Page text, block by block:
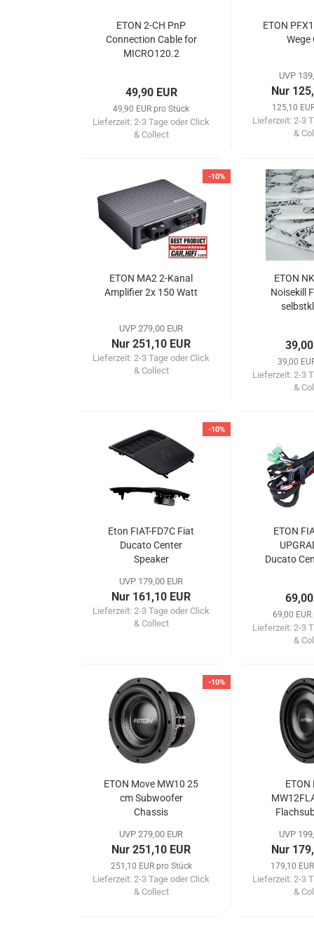
ETON 2-CH PnP
Connection Cable for
MICRO120.2
49,90 EUR
49,90 EUR pro Stück
Lieferzeit: 2-3 Tage oder Click
& Collect
ETON
Wege
UVP
Nur
125,10
Lieferzeit: 2-3
&
-10%
ETON MA2 2-Kanal
Amplifier 2x 150 Watt
UVP 279,00 EUR
Nur 251,10 EUR
Lieferzeit: 2-3 Tage oder Click
& Collect
ETON
Noisekill
39,00
Lieferzeit: 2-3
&
-10%
Eton FIAT-FD7C Fiat
Ducato Center
Speaker
UVP 179,00 EUR
Nur 161,10 EUR
Lieferzeit: 2-3 Tage oder Click
& Collect
ETON
Ducato
69,00
Lieferzeit: 2-3
&
-10%
ETON Move MW10 25
cm Subwoofer
Chassis
UVP 279,00 EUR
Nur 251,10 EUR
251,10 EUR pro Stück
Lieferzeit: 2-3 Tage oder Click
& Collect
ETON
UVP
Nur
179,10
Lieferzeit: 2-3
&